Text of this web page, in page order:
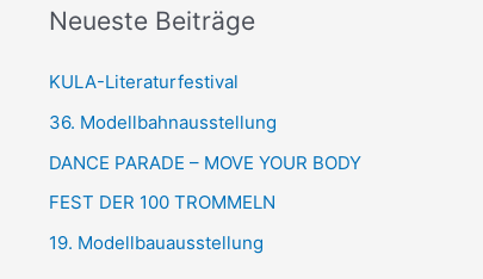
h
e
c
h
Neueste Beiträge
KULA-Literaturfestival
36. Modellbahnausstellung
DANCE PARADE – MOVE YOUR BODY
FEST DER 100 TROMMELN
19. Modellbauausstellung